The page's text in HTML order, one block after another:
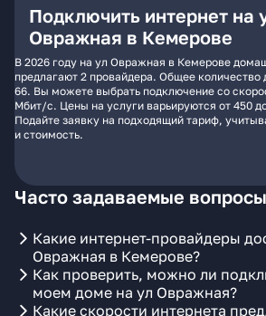
Подключить интернет на
Овражная в Кемерове
В 2026 году на ул Овражная в Кемерове
предлагают 2 провайдера. Общее количество
66. Вы можете выбрать подключение со
Мбит/с. Цены на услуги варьируются от 450
Подайте заявку на подходящий тариф,
и стоимость.
Часто задаваемые вопросы
Какие интернет-провайдеры
Овражная в Кемерове?
Как проверить, можно ли
моем доме на ул Овражная?
Какие скорости интернета